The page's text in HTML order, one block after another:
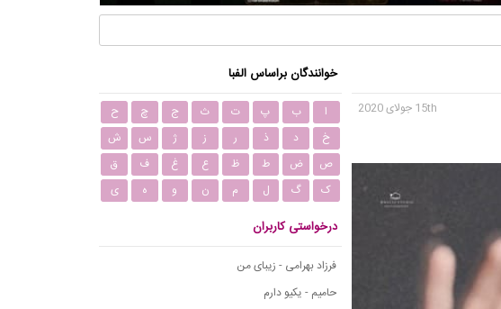
15th جولای 2020
خوانندگان براساس الفبا
ا ب پ ت ث ج چ
ح
خ
د ذ ر ز ژ س
ش
ص
ض ط ظ ع غ ف
ق
ک
گ ل م ن و ه ی
درخواستی کاربران
فرزاد بهرامی - زیبای من
حامیم - یکیو دارم